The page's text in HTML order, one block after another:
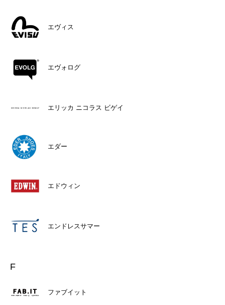
エヴィス
エヴォログ
エリッカ ニコラス ビゲイ
エダー
エドウィン
エンドレスサマー
F
ファブイット